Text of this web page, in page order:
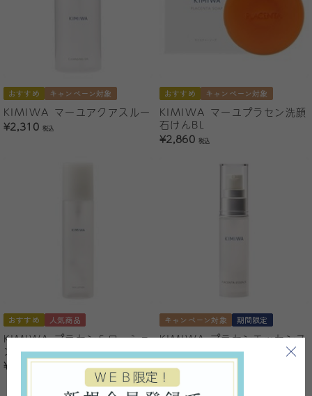
おすすめ キャンペーン対象
KIMIWA マーユアクアスルー
¥2,310税込
おすすめ キャンペーン対象
KIMIWA マーユプラセン洗顔
石けんBL
¥2,860税込
おすすめ 人気商品
KIMIWA プラセンＳローショ
ン
¥3,520
キャンペーン対象 期間限定
KIMIWA プラセンエッセンス
¥6,584
税込 5%OFF 税込